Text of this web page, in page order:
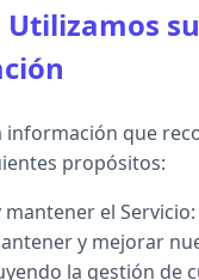
Utilizamos su
información que
propósitos:
mantener el Servicio:
y mejorar
la gestión de